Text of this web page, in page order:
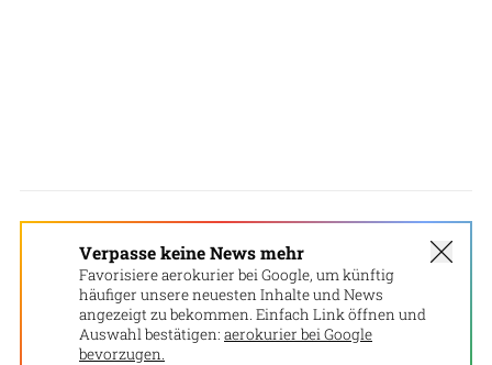
Verpasse keine News mehr
Favorisiere aerokurier bei Google, um künftig
häufiger unsere neuesten Inhalte und News
angezeigt zu bekommen. Einfach Link öffnen und
Auswahl bestätigen: aerokurier bei Google
bevorzugen.